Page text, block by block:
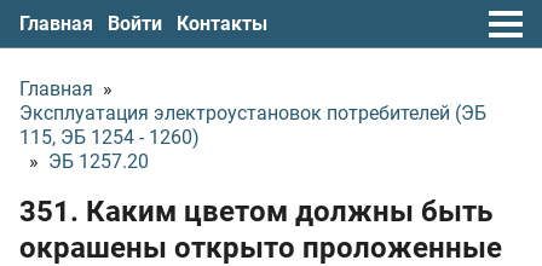
Главная Войти Контакты
Главная »
Эксплуатация электроустановок потребителей (ЭБ
115, ЭБ 1254 - 1260)
» ЭБ 1257.20
351. Каким цветом должны быть
окрашены открыто проложенные